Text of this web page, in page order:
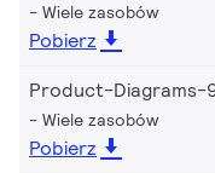
Wiele zasobów
Pobierz
Product-Diagrams-
Wiele zasobów
Pobierz